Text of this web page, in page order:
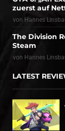
zuerst auf
von Hannes
The Division
Steam
von Hannes
LATEST